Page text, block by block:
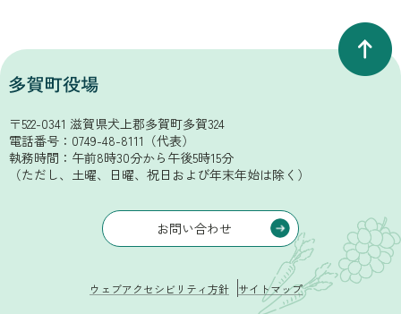
〒522-0341 滋賀県犬上郡多賀町多賀324
電話番号： 0749-48-8111 （代表）
執務時間：午前8時30分から午後5時15分
（ただし、土曜、日曜、祝日および年末年始は除く）
お問い合わせ
ウェブアクセシビリティ方針 サイトマップ